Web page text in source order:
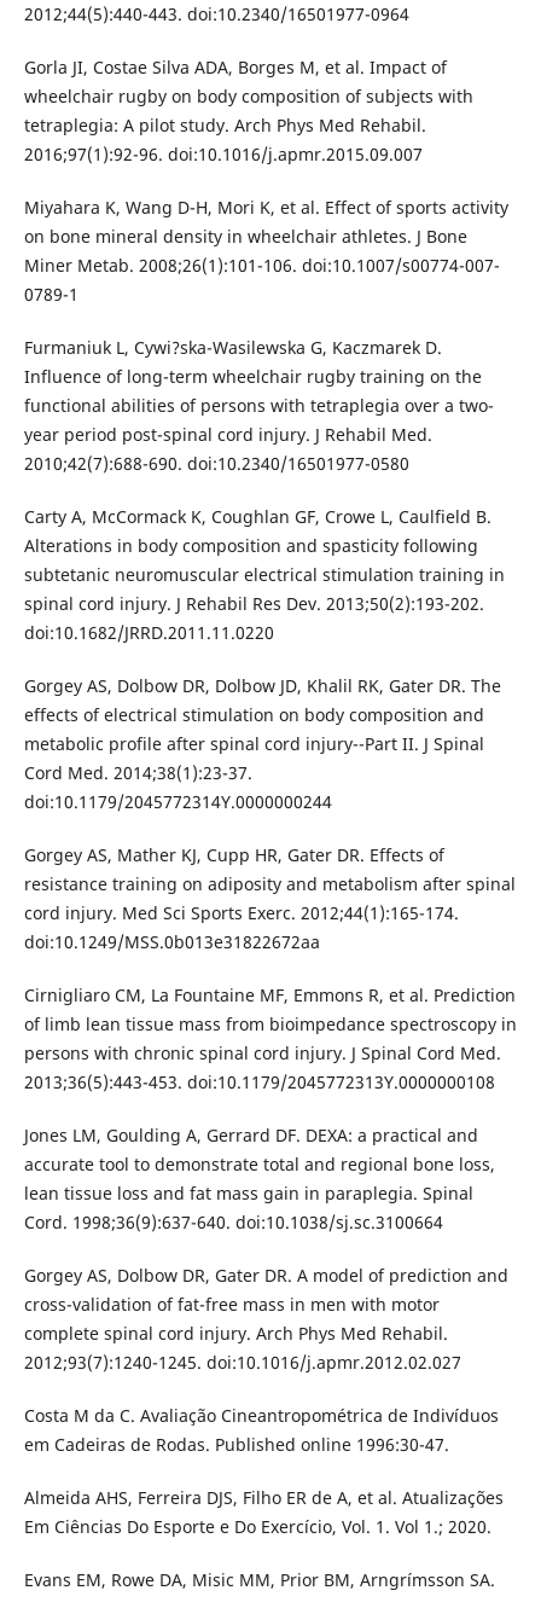
2012;44(5):440-443. doi:10.2340/16501977-0964
Gorla JI, Costae Silva ADA, Borges M, et al. Impact of
wheelchair rugby on body composition of subjects with
tetraplegia: A pilot study. Arch Phys Med Rehabil.
2016;97(1):92-96. doi:10.1016/j.apmr.2015.09.007
Miyahara K, Wang D-H, Mori K, et al. Effect of sports activity
on bone mineral density in wheelchair athletes. J Bone
Miner Metab. 2008;26(1):101-106. doi:10.1007/s00774-007-
0789-1
Furmaniuk L, Cywi?ska-Wasilewska G, Kaczmarek D.
Influence of long-term wheelchair rugby training on the
functional abilities of persons with tetraplegia over a two-
year period post-spinal cord injury. J Rehabil Med.
2010;42(7):688-690. doi:10.2340/16501977-0580
Carty A, McCormack K, Coughlan GF, Crowe L, Caulfield B.
Alterations in body composition and spasticity following
subtetanic neuromuscular electrical stimulation training in
spinal cord injury. J Rehabil Res Dev. 2013;50(2):193-202.
doi:10.1682/JRRD.2011.11.0220
Gorgey AS, Dolbow DR, Dolbow JD, Khalil RK, Gater DR. The
effects of electrical stimulation on body composition and
metabolic profile after spinal cord injury--Part II. J Spinal
Cord Med. 2014;38(1):23-37.
doi:10.1179/2045772314Y.0000000244
Gorgey AS, Mather KJ, Cupp HR, Gater DR. Effects of
resistance training on adiposity and metabolism after spinal
cord injury. Med Sci Sports Exerc. 2012;44(1):165-174.
doi:10.1249/MSS.0b013e31822672aa
Cirnigliaro CM, La Fountaine MF, Emmons R, et al. Prediction
of limb lean tissue mass from bioimpedance spectroscopy in
persons with chronic spinal cord injury. J Spinal Cord Med.
2013;36(5):443-453. doi:10.1179/2045772313Y.0000000108
Jones LM, Goulding A, Gerrard DF. DEXA: a practical and
accurate tool to demonstrate total and regional bone loss,
lean tissue loss and fat mass gain in paraplegia. Spinal
Cord. 1998;36(9):637-640. doi:10.1038/sj.sc.3100664
Gorgey AS, Dolbow DR, Gater DR. A model of prediction and
cross-validation of fat-free mass in men with motor
complete spinal cord injury. Arch Phys Med Rehabil.
2012;93(7):1240-1245. doi:10.1016/j.apmr.2012.02.027
Costa M da C. Avaliação Cineantropométrica de Indivíduos
em Cadeiras de Rodas. Published online 1996:30-47.
Almeida AHS, Ferreira DJS, Filho ER de A, et al. Atualizações
Em Ciências Do Esporte e Do Exercício, Vol. 1. Vol 1.; 2020.
Evans EM, Rowe DA, Misic MM, Prior BM, Arngrímsson SA.